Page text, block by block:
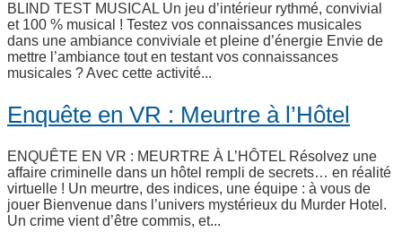
BLIND TEST MUSICAL Un jeu d’intérieur rythmé, convivial
et 100 % musical ! Testez vos connaissances musicales
dans une ambiance conviviale et pleine d’énergie Envie de
mettre l’ambiance tout en testant vos connaissances
musicales ? Avec cette activité...
Enquête en VR : Meurtre à l’Hôtel
ENQUÊTE EN VR : MEURTRE À L’HÔTEL Résolvez une
affaire criminelle dans un hôtel rempli de secrets… en réalité
virtuelle ! Un meurtre, des indices, une équipe : à vous de
jouer Bienvenue dans l’univers mystérieux du Murder Hotel.
Un crime vient d’être commis, et...